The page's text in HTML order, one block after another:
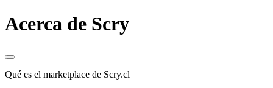
Acerca de Scry
Qué es el marketplace de Scry.cl